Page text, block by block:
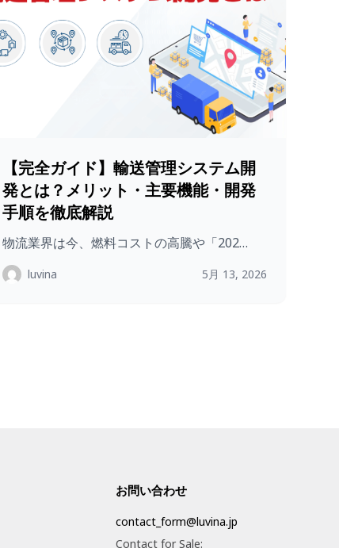
【完全ガイド】輸送管理システム開
発とは？メリット・主要機能・開発
手順を徹底解説
物流業界は今、燃料コストの高騰や「202…
luvina 5月 13, 2026
お問い合わせ
contact_form@luvina.jp
Contact for Sale: